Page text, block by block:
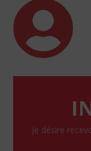
Je désire